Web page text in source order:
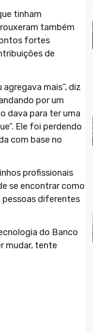
tinham
também
fortes
de
mais”, diz
por um
dava para ter uma
Ele foi perdendo
com base no
profissionais
se encontrar como
pessoas diferentes
do Banco
mudar, tente